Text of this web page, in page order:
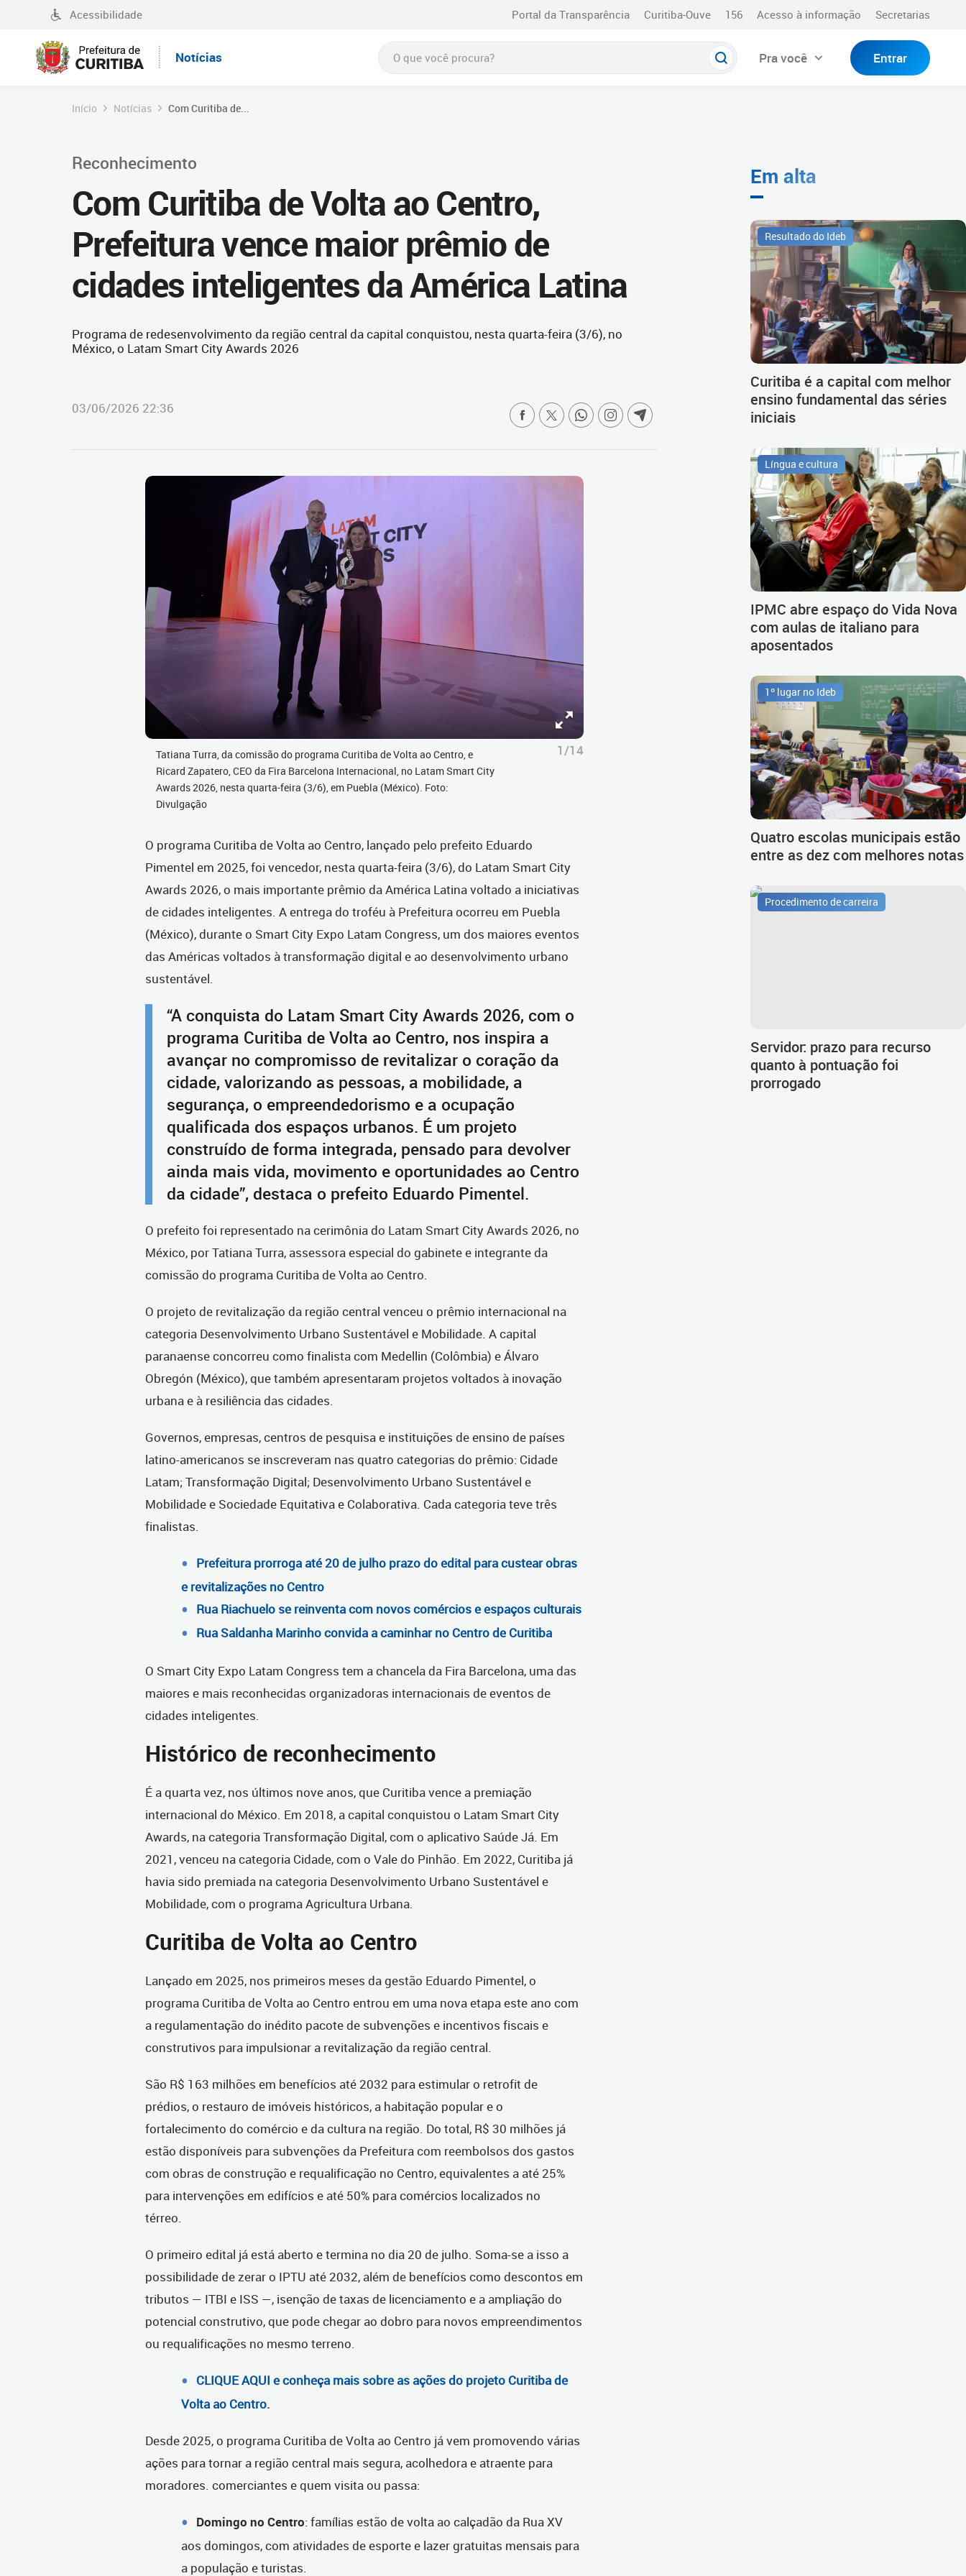
Acessibilidade Portal da Transparência Curitiba-Ouve 156 Acesso à informação Secretarias
Notícias Pra você Entrar
Início Notícias Com Curitiba de...
Reconhecimento
Com Curitiba de Volta ao Centro,
Prefeitura vence maior prêmio de
cidades inteligentes da América Latina
Programa de redesenvolvimento da região central da capital conquistou, nesta quarta-feira (3/6), no
México, o Latam Smart City Awards 2026
03/06/2026 22:36
Tatiana Turra, da comissão do programa Curitiba de Volta ao Centro, e
Ricard Zapatero, CEO da Fira Barcelona Internacional, no Latam Smart City
Awards 2026, nesta quarta-feira (3/6), em Puebla (México). Foto:
Divulgação
1/14
O programa Curitiba de Volta ao Centro, lançado pelo prefeito Eduardo
Pimentel em 2025, foi vencedor, nesta quarta-feira (3/6), do Latam Smart City
Awards 2026, o mais importante prêmio da América Latina voltado a iniciativas
de cidades inteligentes. A entrega do troféu à Prefeitura ocorreu em Puebla
(México),durante o Smart City Expo Latam Congress, um dos maiores eventos
das Américas voltados à transformação digital e ao desenvolvimento urbano
sustentável.
“A conquista do Latam Smart City Awards 2026, com o
programa Curitiba de Volta ao Centro, nos inspira a
avançar no compromisso de revitalizar o coração da
cidade, valorizando as pessoas, a mobilidade, a
segurança, o empreendedorismo e a ocupação
qualificada dos espaços urbanos. É um projeto
construído de forma integrada, pensado para devolver
ainda mais vida, movimento e oportunidades ao Centro
da cidade”, destaca o prefeito Eduardo Pimentel.
O prefeito foi representado na cerimônia do Latam Smart City Awards 2026, no
México, por Tatiana Turra, assessora especial do gabinete e integrante da
comissão do programa Curitiba de Volta ao Centro.
O projeto de revitalização da região central venceu o prêmio internacional na
categoria Desenvolvimento Urbano Sustentável e Mobilidade. A capital
paranaense concorreu como finalista com Medellin (Colômbia) e Álvaro
Obregón (México), que também apresentaram projetos voltados à inovação
urbana e à resiliência das cidades.
Governos, empresas, centros de pesquisa e instituições de ensino de países
latino-americanos se inscreveram nas quatro categorias do prêmio: Cidade
Latam; Transformação Digital; Desenvolvimento Urbano Sustentável e
Mobilidade e Sociedade Equitativa e Colaborativa. Cada categoria teve três
finalistas.
Prefeitura prorroga até 20 de julho prazo do edital para custear obras
e revitalizações no Centro
Rua Riachuelo se reinventa com novos comércios e espaços culturais
Rua Saldanha Marinho convida a caminhar no Centro de Curitiba
O Smart City Expo Latam Congress tem a chancela da Fira Barcelona, uma das
maiores e mais reconhecidas organizadoras internacionais de eventos de
cidades inteligentes.
Histórico de reconhecimento
É a quarta vez, nos últimos nove anos, que Curitiba vence a premiação
internacional do México. Em 2018, a capital conquistou o Latam Smart City
Awards, na categoria Transformação Digital, com o aplicativo Saúde Já. Em
2021, venceu na categoria Cidade, com o Vale do Pinhão. Em 2022, Curitiba já
havia sido premiada na categoria Desenvolvimento Urbano Sustentável e
Mobilidade, com o programa Agricultura Urbana.
Curitiba de Volta ao Centro
Lançado em 2025, nos primeiros meses da gestão Eduardo Pimentel, o
programa Curitiba de Volta ao Centro entrou em uma nova etapa este ano com
a regulamentação do inédito pacote de subvenções e incentivos fiscais e
construtivos para impulsionar a revitalização da região central.
São R$ 163 milhões em benefícios até 2032 para estimular o retrofit de
prédios, o restauro de imóveis históricos, a habitação popular e o
fortalecimento do comércio e da cultura na região. Do total, R$ 30 milhões já
estão disponíveis para subvenções da Prefeitura com reembolsos dos gastos
com obras de construção e requalificação no Centro, equivalentes a até 25%
para intervenções em edifícios e até 50% para comércios localizados no
térreo.
O primeiro edital já está aberto e termina no dia 20 de julho. Soma-se a isso a
possibilidade de zerar o IPTU até 2032, além de benefícios como descontos em
tributos — ITBI e ISS —, isenção de taxas de licenciamento e a ampliação do
potencial construtivo, que pode chegar ao dobro para novos empreendimentos
ou requalificações no mesmo terreno.
CLIQUE AQUI e conheça mais sobre as ações do projeto Curitiba de
Volta ao Centro.
Desde 2025, o programa Curitiba de Volta ao Centro já vem promovendo várias
ações para tornar a região central mais segura, acolhedora e atraente para
moradores. comerciantes e quem visita ou passa:
Domingo no Centro: famílias estão de volta ao calçadão da Rua XV
aos domingos, com atividades de esporte e lazer gratuitas mensais para
a população e turistas.
Em alta
Resultado do Ideb
Curitiba é a capital com melhor
ensino fundamental das séries
iniciais
Língua e cultura
IPMC abre espaço do Vida Nova
com aulas de italiano para
aposentados
1º lugar no Ideb
Quatro escolas municipais estão
entre as dez com melhores notas
Procedimento de carreira
Servidor: prazo para recurso
quanto à pontuação foi
prorrogado